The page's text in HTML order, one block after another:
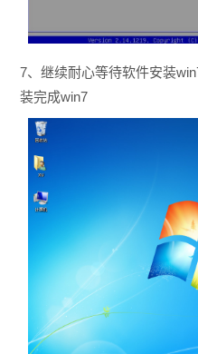
7、继续耐心等待软件安装
装完成win7